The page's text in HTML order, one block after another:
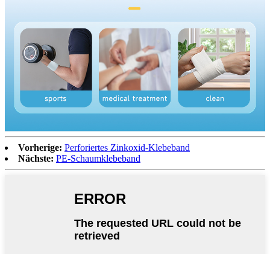
Vorherige: Perforiertes Zinkoxid-Klebeband
Nächste: PE-Schaumklebeband